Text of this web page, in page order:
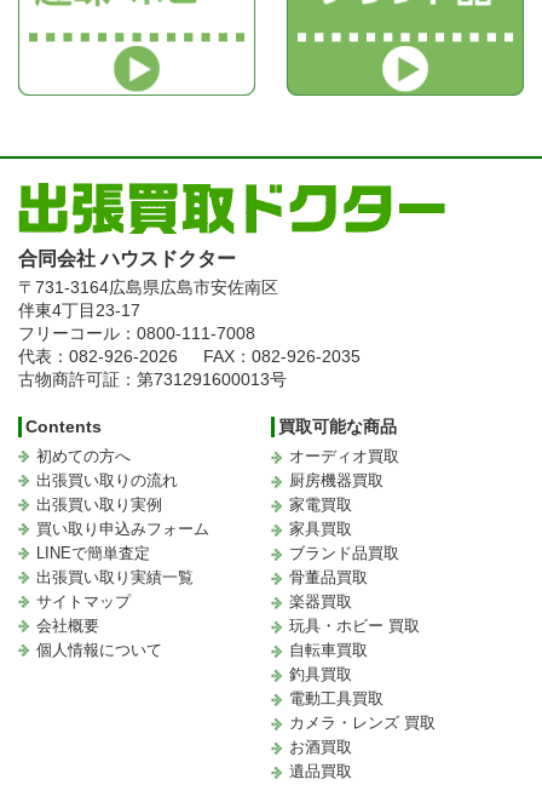
合同会社 ハウスドクター
〒731-3164広島県広島市安佐南区
伴東4丁目23-17
フリーコール：0800-111-7008
代表：082-926-2026
FAX：082-926-2035
古物商許可証：第731291600013号
Contents
初めての方へ
出張買い取りの流れ
出張買い取り実例
買い取り申込みフォーム
LINEで簡単査定
出張買い取り実績一覧
サイトマップ
会社概要
個人情報について
買取可能な商品
オーディオ買取
厨房機器買取
家電買取
家具買取
ブランド品買取
骨董品買取
楽器買取
玩具・ホビー 買取
自転車買取
釣具買取
電動工具買取
カメラ・レンズ 買取
お酒買取
遺品買取